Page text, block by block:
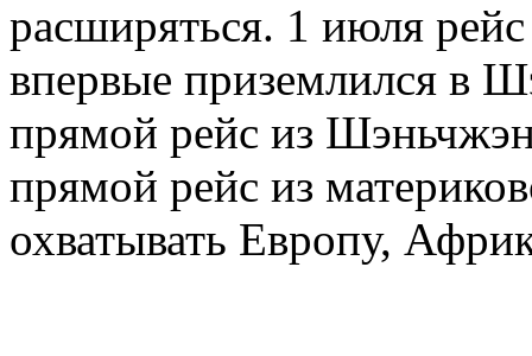
расширяться. 1 июля
впервые приземлился в
прямой рейс из
прямой рейс из
охватывать Европу,